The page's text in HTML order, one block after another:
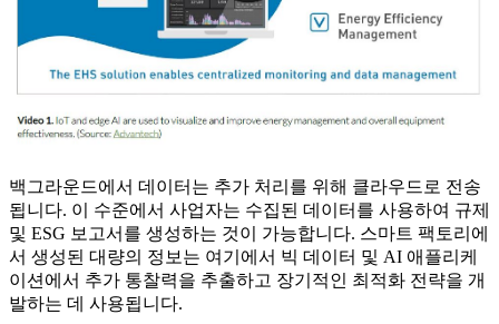
백그라운드에서 데이터는 추가 처리를 위해 클라우드로 전송
됩니다. 이 수준에서 사업자는 수집된 데이터를 사용하여 규제
및 ESG 보고서를 생성하는 것이 가능합니다. 스마트 팩토리에
서 생성된 대량의 정보는 여기에서 빅 데이터 및 AI 애플리케
이션에서 추가 통찰력을 추출하고 장기적인 최적화 전략을 개
발하는 데 사용됩니다.